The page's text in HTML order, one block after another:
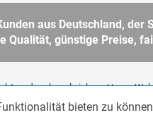
aus Deutschland, der
Qualität, günstige Preise,
anders beschrieben. Unser
im Sinne des § 13 BGB.
bieten zu